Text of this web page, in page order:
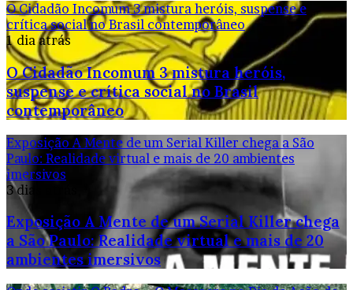
O Cidadão Incomum 3 mistura heróis, suspense e
crítica social no Brasil contemporâneo
1 dia atrás
O Cidadão Incomum 3 mistura heróis,
suspense e crítica social no Brasil
contemporâneo
Exposição A Mente de um Serial Killer chega a São
Paulo: Realidade virtual e mais de 20 ambientes
imersivos
3 dias atrás
Exposição A Mente de um Serial Killer chega
a São Paulo: Realidade virtual e mais de 20
ambientes imersivos